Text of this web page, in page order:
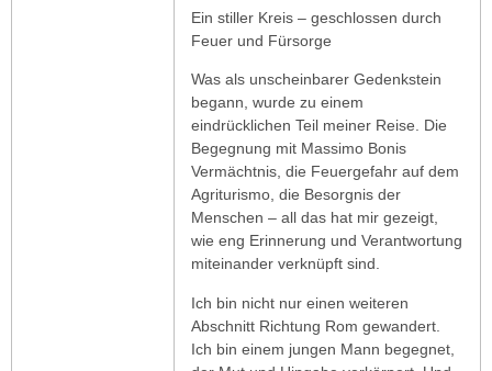
Ein stiller Kreis – geschlossen durch
Feuer und Fürsorge
Was als unscheinbarer Gedenkstein
begann, wurde zu einem
eindrücklichen Teil meiner Reise. Die
Begegnung mit Massimo Bonis
Vermächtnis, die Feuergefahr auf dem
Agriturismo, die Besorgnis der
Menschen – all das hat mir gezeigt,
wie eng Erinnerung und Verantwortung
miteinander verknüpft sind.
Ich bin nicht nur einen weiteren
Abschnitt Richtung Rom gewandert.
Ich bin einem jungen Mann begegnet,